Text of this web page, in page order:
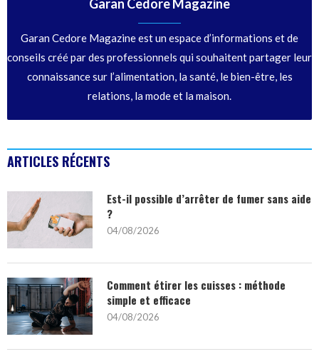
Garan Cedore Magazine
Garan Cedore Magazine est un espace d’informations et de
conseils créé par des professionnels qui souhaitent partager leur
connaissance sur l’alimentation, la santé, le bien-être, les
relations, la mode et la maison.
ARTICLES RÉCENTS
Est-il possible d’arrêter de fumer sans aide
?
04/08/2026
Comment étirer les cuisses : méthode
simple et efficace
04/08/2026